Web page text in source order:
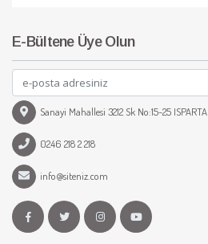
E-Bültene Üye Olun
Sanayi Mahallesi 3212 Sk No:15-25 ISPARTA
0246 218 2 218
info@siteniz.com